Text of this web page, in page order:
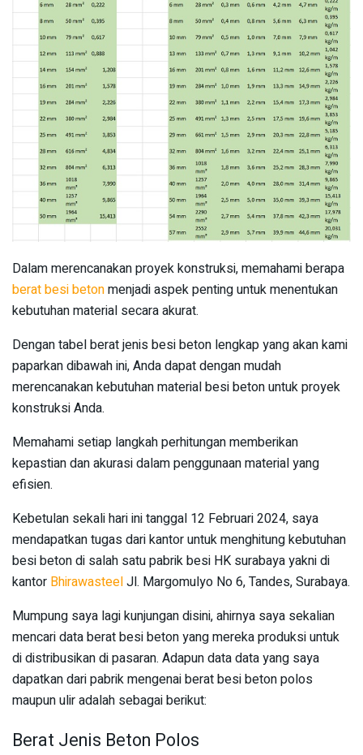
Dalam merencanakan proyek konstruksi, memahami berapa
berat besi betonmenjadi aspek penting untuk menentukan
kebutuhan material secara akurat.
Dengan tabel berat jenis besi beton lengkap yang akan kami
paparkan dibawah ini, Anda dapat dengan mudah
merencanakan kebutuhan material besi beton untuk proyek
konstruksi Anda.
Memahami setiap langkah perhitungan memberikan
kepastian dan akurasi dalam penggunaan material yang
efisien.
Kebetulan sekali hari ini tanggal 12 Februari 2024, saya
mendapatkan tugas dari kantor untuk menghitung kebutuhan
besi beton di salah satu pabrik besi HK surabaya yakni di
kantor BhirawasteelJl. Margomulyo No 6, Tandes, Surabaya.
Mumpung saya lagi kunjungan disini, ahirnya saya sekalian
mencari data berat besi beton yang mereka produksi untuk
di distribusikan di pasaran. Adapun data data yang saya
dapatkan dari pabrik mengenai berat besi beton polos
maupun ulir adalah sebagai berikut:
Berat Jenis Beton Polos